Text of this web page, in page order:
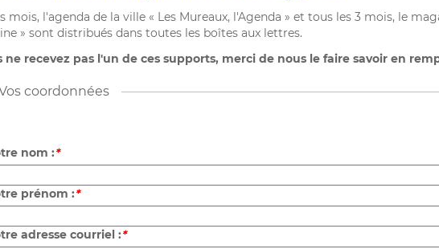
mois, l'agenda de la ville « Les Mureaux, l'Agenda » et tous les 3 mois, le
» sont distribués dans toutes les boîtes aux lettres.
ne recevez pas l'un de ces supports, merci de nous le faire savoir en
coordonnées
nom :*
prénom :*
adresse courriel :*